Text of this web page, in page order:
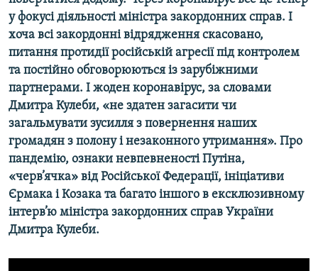
у фокусі діяльності міністра закордонних справ. І
хоча всі закордонні відрядження скасовано,
питання протидії російській агресії під контролем
та постійно обговорюються із зарубіжними
партнерами. І жоден коронавірус, за словами
Дмитра Кулеби, «не здатен загасити чи
загальмувати зусилля з повернення наших
громадян з полону і незаконного утримання». Про
пандемію, ознаки невпевненості Путіна,
«черв’ячка» від Російської Федерації, ініціативи
Єрмака і Козака та багато іншого в ексклюзивному
інтерв’ю міністра закордонних справ України
Дмитра Кулеби.